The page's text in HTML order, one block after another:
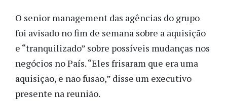
O senior management das agências do grupo
foi avisado no fim de semana sobre a aquisição
e “tranquilizado” sobre possíveis mudanças nos
negócios no País. “Eles frisaram que era uma
aquisição, e não fusão,” disse um executivo
presente na reunião.